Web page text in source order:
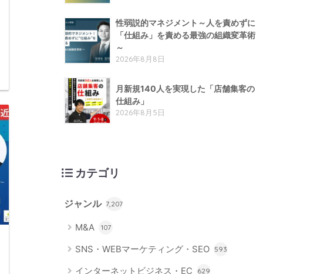
性弱説的​マネジメント​～人を責めずに
「仕組み」を責める​最強の組織変革術​
～
2026年8月8日
月新規140人を実現した「店舗集客の
仕組み」
2026年8月5日
カテゴリ
ジャンル 7,207
M&A 107
SNS・WEBマーケティング・SEO 593
インターネットビジネス・EC 629